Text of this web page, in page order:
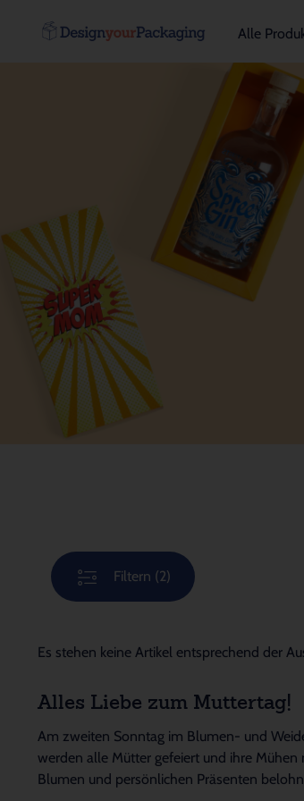
Alle
Filtern (2)
Es stehen keine Artikel entsprechend der
Alles Liebe zum Muttertag!
Am zweiten Sonntag im Blumen- und
werden alle Mütter gefeiert und ihre Mühen
Blumen und persönlichen Präsenten